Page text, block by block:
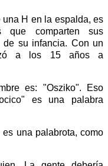
H en la espalda, es
comparten sus
de su infancia. Con un
a los 15 años a
es: "Osziko". Eso
es una palabra
una palabrota, como